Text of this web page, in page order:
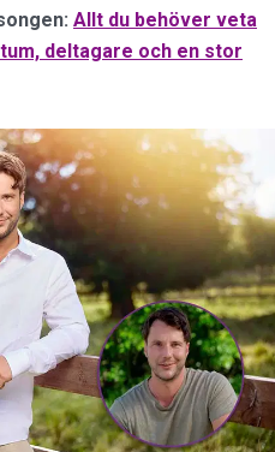
Allt du behöver veta
deltagare och en stor